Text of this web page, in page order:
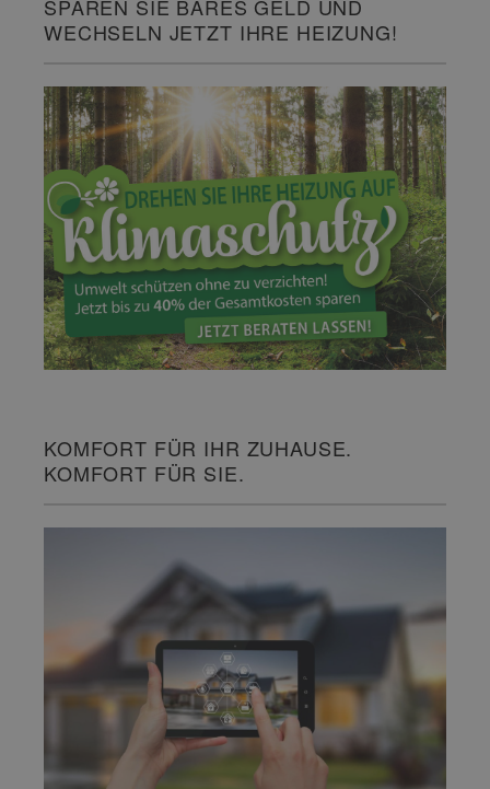
SPAREN SIE BARES GELD UND
WECHSELN JETZT IHRE HEIZUNG!
KOMFORT FÜR IHR ZUHAUSE.
KOMFORT FÜR SIE.